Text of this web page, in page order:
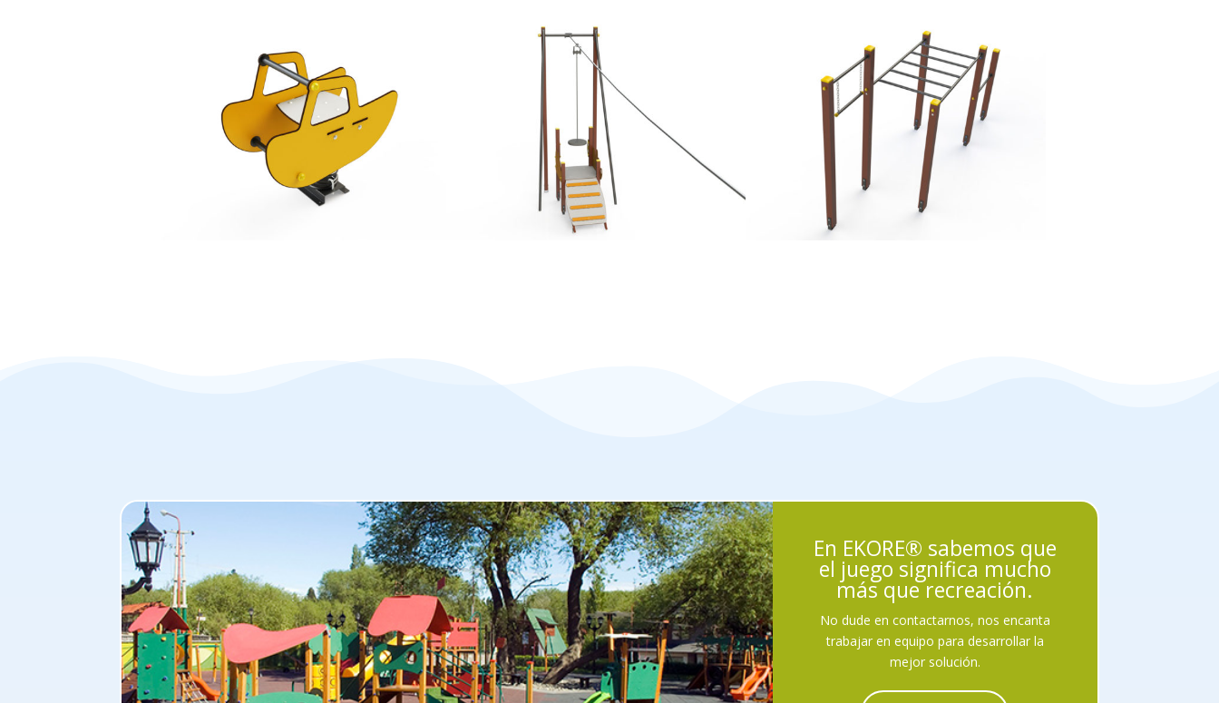
En EKORE® sabemos que
el juego significa mucho
más que recreación.
No dude en contactarnos, nos encanta
trabajar en equipo para desarrollar la
mejor solución.